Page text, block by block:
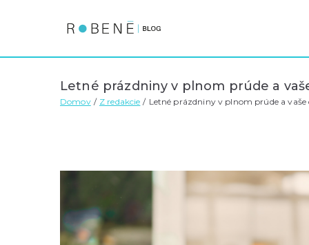
Letné prázdniny v plnom prúde a
Domov Z redakcie Letné prázdniny v plnom prúde a